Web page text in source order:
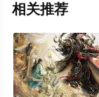
相关推荐